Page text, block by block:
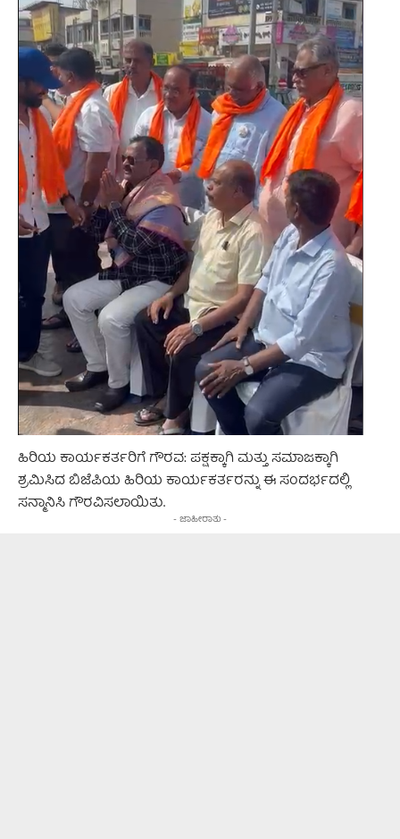
ಹಿರಿಯ ಕಾರ್ಯಕರ್ತರಿಗೆ ಗೌರವ: ಪಕ್ಷಕ್ಕಾಗಿ ಮತ್ತು ಸಮಾಜಕ್ಕಾಗಿ
ಶ್ರಮಿಸಿದ ಬಿಜೆಪಿಯ ಹಿರಿಯ ಕಾರ್ಯಕರ್ತರನ್ನು ಈ ಸಂದರ್ಭದಲ್ಲಿ
ಸನ್ಮಾನಿಸಿ ಗೌರವಿಸಲಾಯಿತು.
- ಜಾಹೀರಾತು -